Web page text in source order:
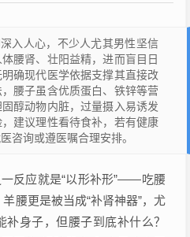
入人心，不少人尤其男性坚信
腰肾、壮阳益精，进而盲目日
确现代医学依据支撑其直接改
腰子虽含优质蛋白、铁锌等营
醇动物内脏，过量摄入易诱发
建议理性看待食补，若有健康
咨询或遵医嘱合理安排。
一反应就是“以形补形”——吃腰
腰更是被当成“补肾神器”，尤
身子，但腰子到底补什么？